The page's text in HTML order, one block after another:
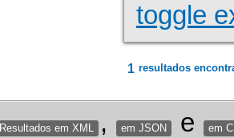
toggle
1 resultados
Resultados em XML , em JSON e em